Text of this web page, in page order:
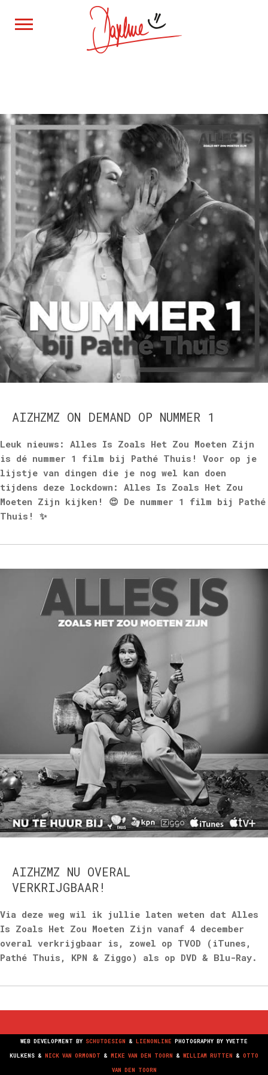
AIZHZMZ ON DEMAND OP NUMMER 1
Leuk nieuws: Alles Is Zoals Het Zou Moeten Zijn
is dé nummer 1 film bij Pathé Thuis! Voor op je
lijstje van dingen die je nog wel kan doen
tijdens deze lockdown: Alles Is Zoals Het Zou
Moeten Zijn kijken! 😍 De nummer 1 film bij Pathé
Thuis! ✨
AIZHZMZ NU OVERAL
VERKRIJGBAAR!
Via deze weg wil ik jullie laten weten dat Alles
Is Zoals Het Zou Moeten Zijn vanaf 4 december
overal verkrijgbaar is, zowel op TVOD (iTunes,
Pathé Thuis, KPN & Ziggo) als op DVD & Blu-Ray.
WEB DEVELOPMENT BY SCHUTDESIGN & LIENONLINE PHOTOGRAPHY BY YVETTE
KULKENS & NICK VAN ORMONDT & MIKE VAN DEN TOORN & WILLIAM RUTTEN & OTTO
VAN DEN TOORN